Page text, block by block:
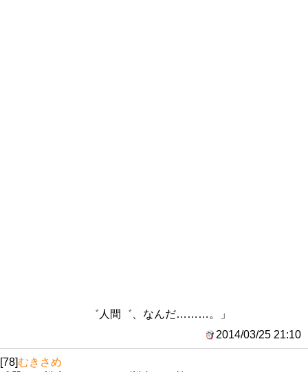
゛人間゛、なんだ………。」
2014/03/25 21:10
[78]むきさめ